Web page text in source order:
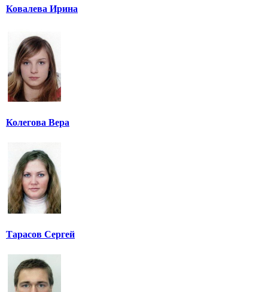
Ковалева Ирина
Колегова Вера
Тарасов Сергей